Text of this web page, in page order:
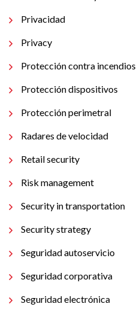
Privacidad
Privacy
Protección contra incendios
Protección dispositivos
Protección perimetral
Radares de velocidad
Retail security
Risk management
Security in transportation
Security strategy
Seguridad autoservicio
Seguridad corporativa
Seguridad electrónica